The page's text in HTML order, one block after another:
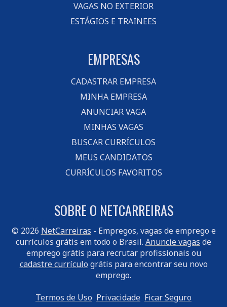
VAGAS NO EXTERIOR
ESTÁGIOS E TRAINEES
EMPRESAS
CADASTRAR EMPRESA
MINHA EMPRESA
ANUNCIAR VAGA
MINHAS VAGAS
BUSCAR CURRÍCULOS
MEUS CANDIDATOS
CURRÍCULOS FAVORITOS
SOBRE O NETCARREIRAS
© 2026 NetCarreiras - Empregos, vagas de emprego e
currículos grátis em todo o Brasil. Anuncie vagas de
emprego grátis para recrutar profissionais ou
cadastre currículo grátis para encontrar seu novo
emprego.
Termos de Uso Privacidade Ficar Seguro